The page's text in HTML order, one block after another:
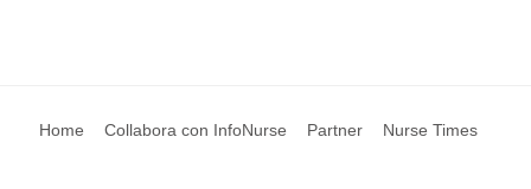
Home Collabora con InfoNurse Partner Nurse Times